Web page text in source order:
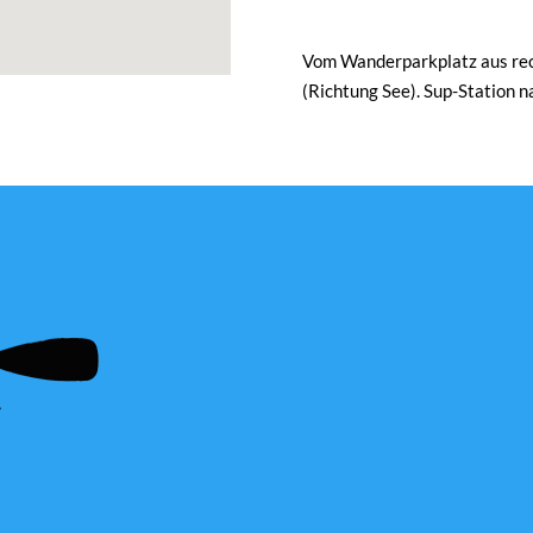
Vom Wanderparkplatz aus
(Richtung See). Sup-Station